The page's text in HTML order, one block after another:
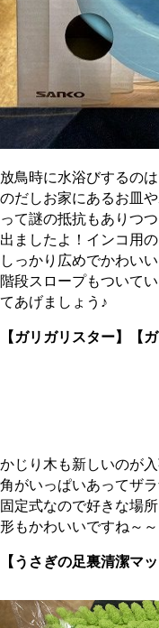
放鳥時に水浴びするの
のだしお家にあるお皿
って謎の抵抗もありつ
出ましたよ！インコ用
しっかり広めでかわい
階段スロープもついて
てあげましょう♪
【ガリガリスター】【
かじり木も新しいのが
角がいっぱいあってザ
固定式なので好きな場
形もかわいいですね～
【うさぎの足裏清潔マッ